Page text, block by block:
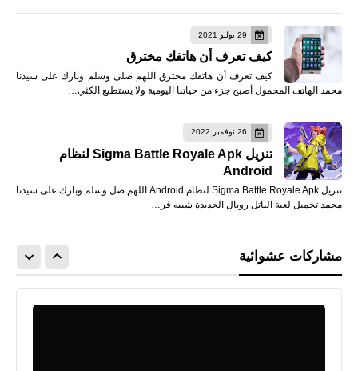
29 يوليو 2021
كيف تعرف أن هاتفك مخترق
كيف تعرف أن هاتفك مخترق اللهم صلى وسلم وبارك على سيدنا
محمد الهاتف المحمول أصبح جزء من حياتنا اليومية ولا يستطيع الكثي…
26 نوفمبر 2022
تنزيل Sigma Battle Royale Apk لنظام
Android
تنزيل Sigma Battle Royale Apk لنظام Android اللهم صل وسلم وبارك على سيدنا
محمد تحميل لعبة الباتل رويال الجديدة شبيه فر…
مشاركات عشوائية